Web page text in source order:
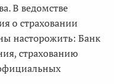
В ведомстве
о страховании
насторожить: Банк
страхованию